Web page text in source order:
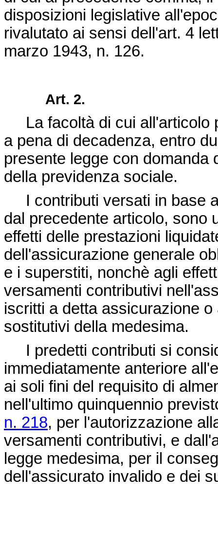
disposizioni legislative
rivalutato ai sensi dell'art. 4
marzo 1943, n. 126.
Art. 2.
La facoltà di cui all'articolo
a pena di decadenza, entro
presente legge con domanda
della previdenza sociale.
I contributi versati in base
dal precedente articolo, sono
effetti delle prestazioni
dell'assicurazione generale
e i superstiti, nonchè agli
versamenti contributivi
iscritti a detta assicurazione
sostitutivi della medesima.
I predetti contributi si
immediatamente anteriore
ai soli fini del requisito di
nell'ultimo quinquennio
n. 218, per l'autorizzazione
versamenti contributivi, e
legge medesima, per il
dell'assicurato invalido e dei